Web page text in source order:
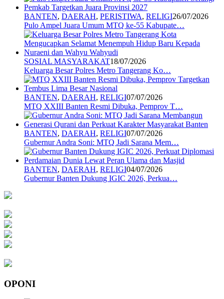
BANTEN, DAERAH, PERISTIWA, RELIGI26/07/2026
Pulo Ampel Juara Umum MTQ ke-55 Kabupate…
SOSIAL MASYARAKAT18/07/2026
Keluarga Besar Polres Metro Tangerang Ko…
BANTEN, DAERAH, RELIGI07/07/2026
MTQ XXIII Banten Resmi Dibuka, Pemprov T…
BANTEN, DAERAH, RELIGI07/07/2026
Gubernur Andra Soni: MTQ Jadi Sarana Mem…
BANTEN, DAERAH, RELIGI04/07/2026
Gubernur Banten Dukung IGIC 2026, Perkua…
OPONI